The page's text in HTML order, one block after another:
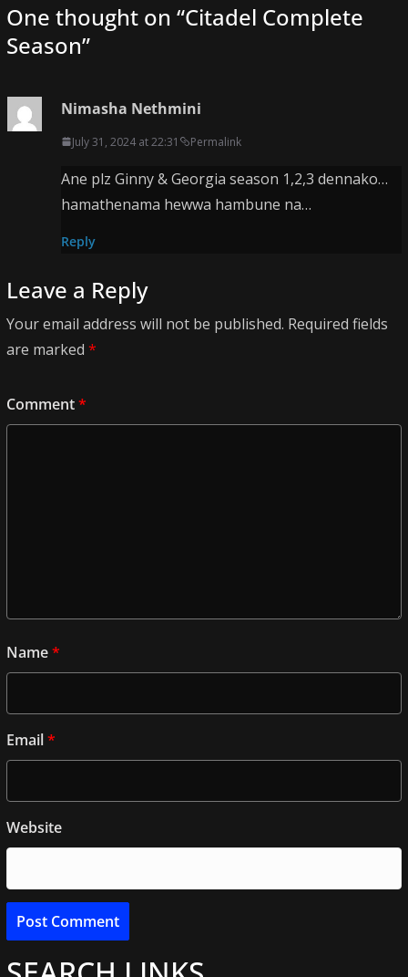
One thought on “Citadel Complete
Season”
Nimasha Nethmini
July 31, 2024 at 22:31 Permalink
Ane plz Ginny & Georgia season 1,2,3 dennako…
hamathenama hewwa hambune na…
Reply
Leave a Reply
Your email address will not be published. Required fields
are marked *
Comment*
Name*
Email*
Website